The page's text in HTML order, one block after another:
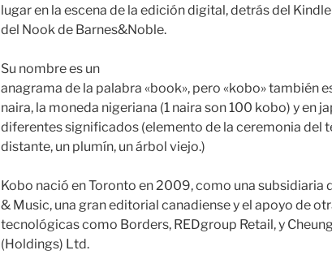
lugar en la escena de la edición digital, detrás del
del Nook de Barnes&Noble.
Su nombre es un
anagrama de la palabra «book», pero «kobo» también
naira, la moneda nigeriana (1 naira son 100 kobo) y en
diferentes significados (elemento de la ceremonia del
distante, un plumín, un árbol viejo.)
Kobo nació en Toronto en 2009, como una subsidiaria
& Music, una gran editorial canadiense y el apoyo de
tecnológicas como Borders, REDgroup Retail, y
(Holdings) Ltd.